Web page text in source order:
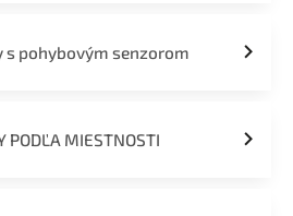
s pohybovým senzorom
PODĽA MIESTNOSTI